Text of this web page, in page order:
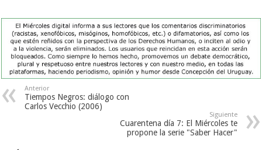
Anterior
Tiempos Negros: diálogo con
Carlos Vecchio (2006)
Siguiente
Cuarentena día 7: El Miércoles te
propone la serie "Saber Hacer"